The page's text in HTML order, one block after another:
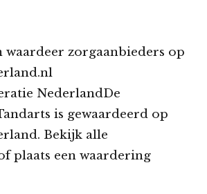
De
is gewaardeerd op
Bekijk alle
plaats een waardering